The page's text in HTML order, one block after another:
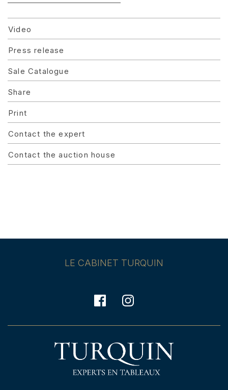
Video
Press release
Sale Catalogue
Share
Print
Contact the expert
Contact the auction house
LE CABINET TURQUIN